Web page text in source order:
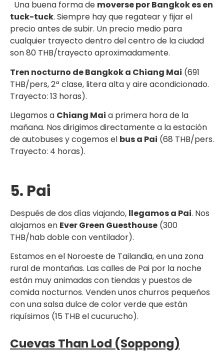
Una buena forma de moverse por Bangkok es en
tuck-tuck. Siempre hay que regatear y fijar el
precio antes de subir. Un precio medio para
cualquier trayecto dentro del centro de la ciudad
son 80 THB/trayecto aproximadamente.
Tren nocturno de Bangkok a Chiang Mai (691
THB/pers, 2ª clase, litera alta y aire acondicionado.
Trayecto: 13 horas).
Llegamos a Chiang Mai a primera hora de la
mañana. Nos dirigimos directamente a la estación
de autobuses y cogemos el bus a Pai (68 THB/pers.
Trayecto: 4 horas).
5. Pai
Después de dos días viajando, llegamos a Pai. Nos
alojamos en Ever Green Guesthouse (300
THB/hab doble con ventilador).
Estamos en el Noroeste de Tailandia, en una zona
rural de montañas. Las calles de Pai por la noche
están muy animadas con tiendas y puestos de
comida nocturnos. Venden unos churros pequeños
con una salsa dulce de color verde que están
riquísimos (15 THB el cucurucho).
Cuevas Than Lod (Soppong)